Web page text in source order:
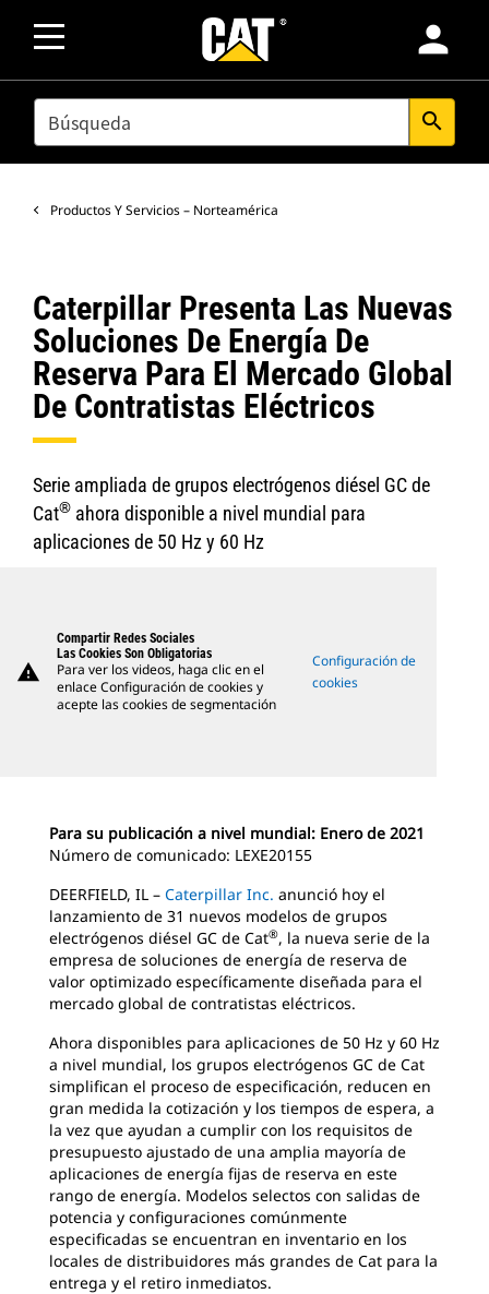
person
SEARCH search
Productos Y Servicios – Norteamérica
Caterpillar Presenta Las Nuevas
Soluciones De Energía De
Reserva Para El Mercado Global
De Contratistas Eléctricos
Serie ampliada de grupos electrógenos diésel GC de
Cat® ahora disponible a nivel mundial para
aplicaciones de 50 Hz y 60 Hz
warning
Compartir Redes Sociales
Las Cookies Son Obligatorias
Para ver los videos, haga clic en el
enlace Configuración de cookies y
acepte las cookies de segmentación
Configuración de
cookies
Para su publicación a nivel mundial: Enero de 2021
Número de comunicado: LEXE20155
DEERFIELD, IL – Caterpillar Inc. anunció hoy el
lanzamiento de 31 nuevos modelos de grupos
electrógenos diésel GC de Cat®, la nueva serie de la
empresa de soluciones de energía de reserva de
valor optimizado específicamente diseñada para el
mercado global de contratistas eléctricos.
Ahora disponibles para aplicaciones de 50 Hz y 60 Hz
a nivel mundial, los grupos electrógenos GC de Cat
simplifican el proceso de especificación, reducen en
gran medida la cotización y los tiempos de espera, a
la vez que ayudan a cumplir con los requisitos de
presupuesto ajustado de una amplia mayoría de
aplicaciones de energía fijas de reserva en este
rango de energía. Modelos selectos con salidas de
potencia y configuraciones comúnmente
especificadas se encuentran en inventario en los
locales de distribuidores más grandes de Cat para la
entrega y el retiro inmediatos.